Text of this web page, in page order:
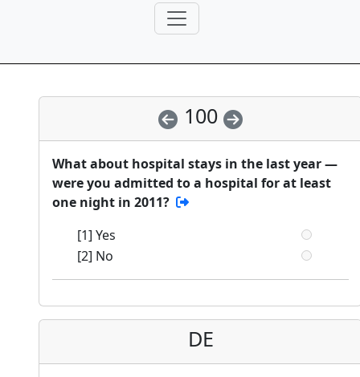
100
What about hospital stays in the last year —
were you admitted to a hospital for at least
one night in 2011?
[1] Yes
[2] No
DE